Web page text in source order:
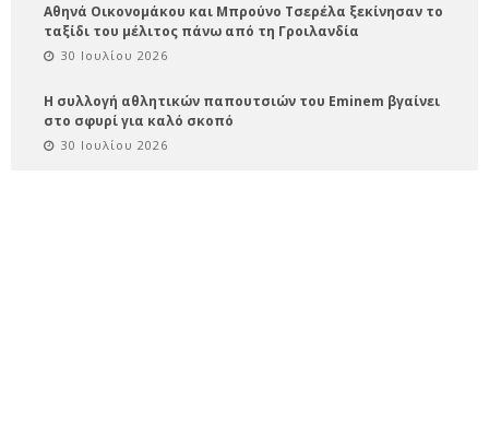
Αθηνά Οικονομάκου και Μπρούνο Τσερέλα ξεκίνησαν το
ταξίδι του μέλιτος πάνω από τη Γροιλανδία
30 Ιουλίου 2026
Η συλλογή αθλητικών παπουτσιών του Eminem βγαίνει
στο σφυρί για καλό σκοπό
30 Ιουλίου 2026